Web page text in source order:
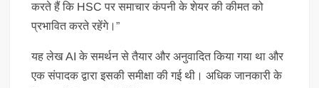
करते हैं कि HSC पर समाचार कंपनी के शेयर की कीमत को
प्रभावित करते रहेंगे।”
यह लेख AI के समर्थन से तैयार और अनुवादित किया गया था और
एक संपादक द्वारा इसकी समीक्षा की गई थी। अधिक जानकारी के